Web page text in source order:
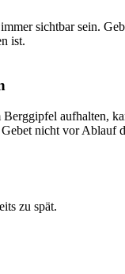
sichtbar sein.
ist.
aufhalten,
nicht vor Ablauf
zu spät.